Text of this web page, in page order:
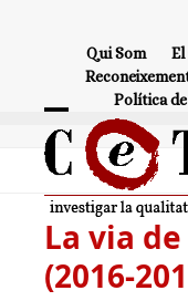
Qui Som El
Política
Open
mobile
menu
Close
mobile
menu
La via
(2016-